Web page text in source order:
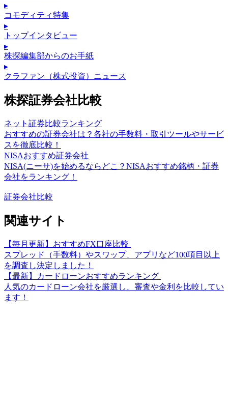
▸
コモディティ特集
▸
トップインタビュー
▸
株探編集部からのお手紙
▸
クラファン（株式投資）ニュース
株探証券会社比較
ネット証券比較ランキング
おすすめの証券会社は？各社の手数料・取引ツールやサービ
スを徹底比較！
NISAおすすめ証券会社
NISA(ニーサ)を始めるならどこ？NISAおすすめ銘柄・証券
会社をランキング！
証券会社比較
関連サイト
【毎月更新】おすすめFX口座比較
スプレッド（手数料）やスワップ、アプリなど100項目以上
を調査し決定しました！
【最新】カードローンおすすめランキング
人気のカードローン会社を厳選し、審査や金利を比較してい
ます！